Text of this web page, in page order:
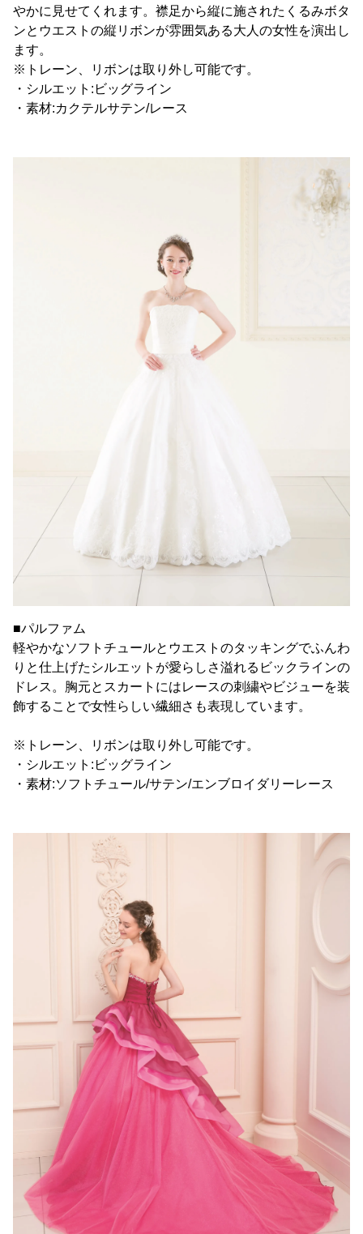
やかに見せてくれます。襟足から縦に施されたくるみボタ
ンとウエストの縦リボンが雰囲気ある大人の女性を演出し
ます。
※トレーン、リボンは取り外し可能です。
・シルエット:ビッグライン
・素材:カクテルサテン/レース
■パルファム
軽やかなソフトチュールとウエストのタッキングでふんわ
りと仕上げたシルエットが愛らしさ溢れるビックラインの
ドレス。胸元とスカートにはレースの刺繍やビジューを装
飾することで女性らしい繊細さも表現しています。
※トレーン、リボンは取り外し可能です。
・シルエット:ビッグライン
・素材:ソフトチュール/サテン/エンブロイダリーレース